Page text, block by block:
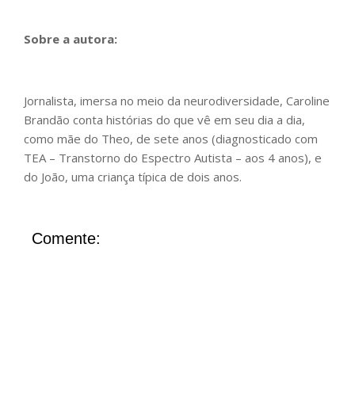
Sobre a autora:
Jornalista, imersa no meio da neurodiversidade, Caroline
Brandão conta histórias do que vê em seu dia a dia,
como mãe do Theo, de sete anos (diagnosticado com
TEA – Transtorno do Espectro Autista – aos 4 anos), e
do João, uma criança típica de dois anos.
Comente: